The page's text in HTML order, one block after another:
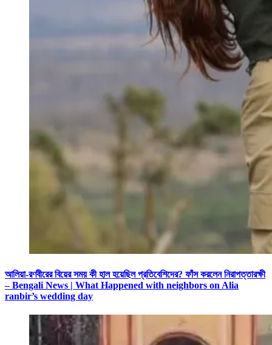
আলিয়া-রণবীরের বিয়ের সময় কী হাল হয়েছিল প্রতিবেশিদের? ফাঁস করলেন নিরাপত্তারক্ষী
– Bengali News | What Happened with neighbors on Alia
ranbir’s wedding day